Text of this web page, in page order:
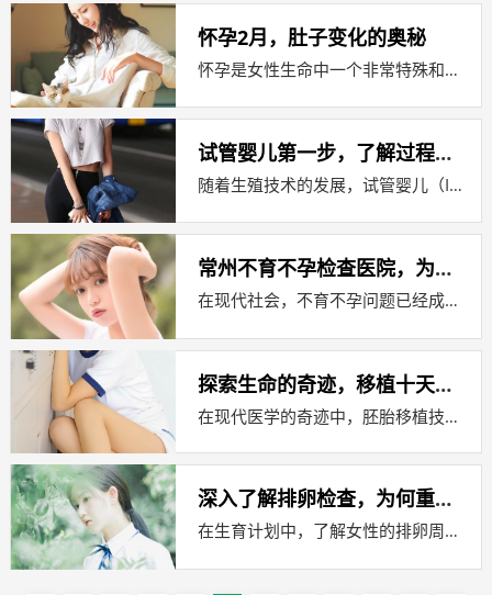
怀孕2月，肚子变化的奥秘
怀孕是女性生命中一个非常特殊和神圣的阶段，它不仅代表着新生命的孕育，也是女性身体经历巨大变化的过程，许多准妈妈在怀孕初期就会好奇...
试管婴儿第一步，了解过程与时间线
随着生殖技术的发展，试管婴儿（IVF，体外受精）已成为许多家庭实现生育梦想的重要途径，对于许多即将踏上这条道路的夫妇来说，了解试...
常州不育不孕检查医院，为家庭带来希望的医疗之光
在现代社会，不育不孕问题已经成为许多家庭面临的难题，随着生活节奏的加快和环境的变化，越来越多的夫妇在生育问题上遇到了障碍，常州，...
探索生命的奇迹，移植十天胚胎的奥秘
在现代医学的奇迹中，胚胎移植技术无疑是一项令人惊叹的成就，它不仅为无数家庭带来了希望，也为人类对生命的理解增添了新的维度，本文将...
深入了解排卵检查，为何重要及如何进行
在生育计划中，了解女性的排卵周期是至关重要的，排卵是女性月经周期中的一个关键阶段，此时卵巢释放一个成熟的卵子，准备与精子结合，对...